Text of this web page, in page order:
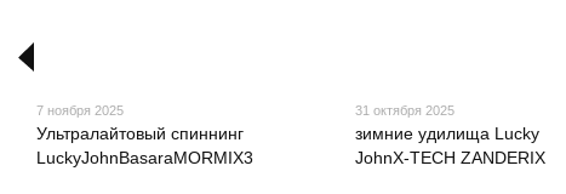
7 ноября 2025
Ультралайтовый спиннинг
LuckyJohnBasaraMORMIX3
31 октября 2025
зимние удилища Lucky
JohnX‑TECH ZANDERIX